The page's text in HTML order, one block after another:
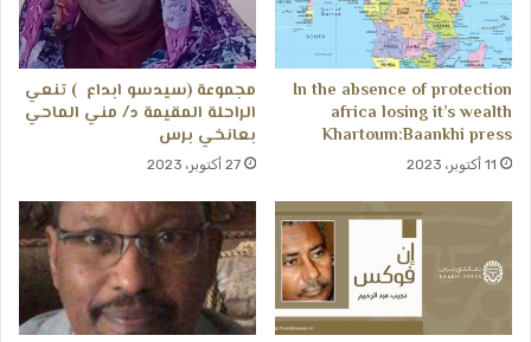
In the absence of protection
africa losing it’s wealth
Khartoum:Baankhi press
11 أكتوبر، 2023
مجموعة (سيدسو ابداع ) تنعي
الراحلة المقيمة د/ مني الماحي
بعانخي برس
27 أكتوبر، 2023